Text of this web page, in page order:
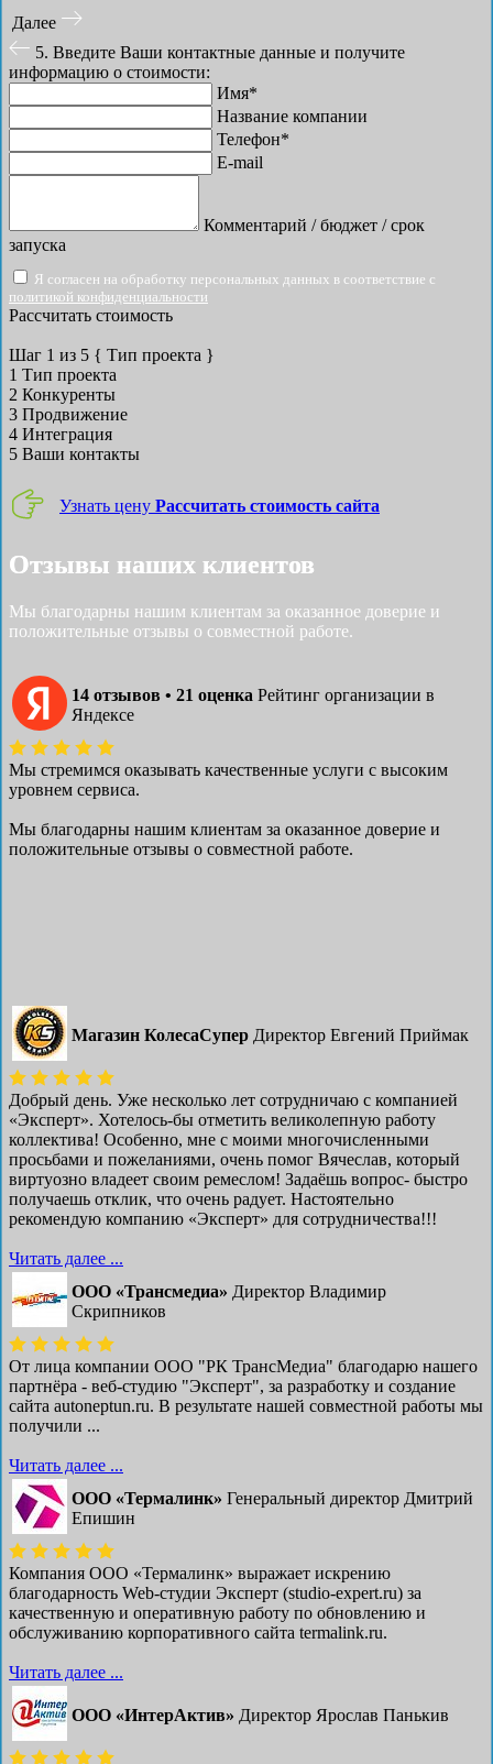
Далее
5. Введите Ваши контактные данные и получите
информацию о стоимости:
Имя*
Название компании
Телефон*
E-mail
Комментарий / бюджет / срок
запуска
Я согласен на обработку персональных данных в соответствие с
политикой конфиденциальности
Рассчитать стоимость
Шаг 1 из 5 { Тип проекта }
1 Тип проекта
2 Конкуренты
3 Продвижение
4 Интеграция
5 Ваши контакты
Узнать цену Рассчитать стоимость сайта
Отзывы наших клиентов
Мы благодарны нашим клиентам за оказанное доверие и
положительные отзывы о совместной работе.
14 отзывов • 21 оценка Рейтинг организации в
Яндексе
Мы стремимся оказывать качественные услуги с высоким
уровнем сервиса.
Мы благодарны нашим клиентам за оказанное доверие и
положительные отзывы о совместной работе.
Магазин КолесаСупер Директор ​Евгений Приймак
Добрый день. Уже несколько лет сотрудничаю с компанией
«Эксперт». Хотелось-бы отметить великолепную работу
коллектива! Особенно, мне с моими многочисленными
просьбами и пожеланиями, очень помог Вячеслав, который
виртуозно владеет своим ремеслом! Задаёшь вопрос- быстро
получаешь отклик, что очень радует. Настоятельно
рекомендую компанию «Эксперт» для сотрудничества!!!
Читать далее ...
ООО «Трансмедиа» Директор Владимир
Скрипников
От лица компании ООО "РК ТрансМедиа" благодарю нашего
партнёра - веб-студию "Эксперт", за разработку и создание
сайта autoneptun.ru. В результате нашей совместной работы мы
получили ...
Читать далее ...
ООО «Термалинк» Генеральный директор Дмитрий
Епишин
Компания ООО «Термалинк» выражает искрению
благодарность Web-студии Эксперт (studio-expert.ru) за
качественную и оперативную работу по обновлению и
обслуживанию корпоративного сайта termalink.ru.
Читать далее ...
ООО «ИнтерАктив» Директор Ярослав Панькив